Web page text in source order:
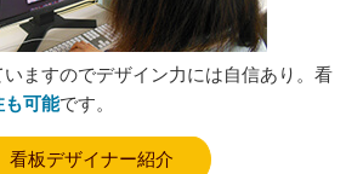
ますのでデザイン力には自信あり。看
も可能です。
看板デザイナー紹介